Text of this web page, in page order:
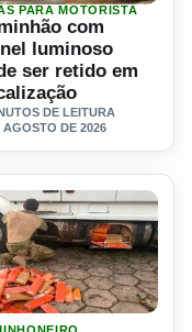
Brasil já sente
materia: Caminhão
PARA MOTORISTA
com
luminoso
ser retido em
DE LEITURA
AGOSTO DE 2026
e acha meia tonelada
materia: Cão da PRF